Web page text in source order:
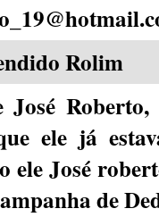
Rolim
José
ele já
ele José
de